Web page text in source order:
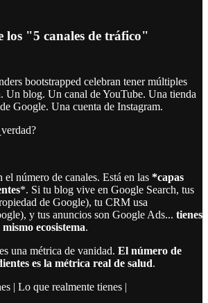
los "5 canales de tráfico"
bootstrapped celebran tener múltiples
Un blog. Un canal de YouTube. Una tienda
Google. Una cuenta de Instagram.
el número de canales. Está en las *capas
*. Si tu blog vive en Google Search, tus
de Google), tu CRM usa
y tus anuncios son Google Ads... tienes
ecosistema.
una métrica de vanidad. El número de
es la métrica real de salud.
| Lo que realmente tienes |